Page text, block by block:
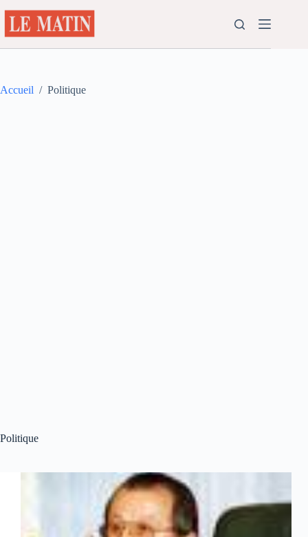
au
contenu
Accueil / Politique
Politique